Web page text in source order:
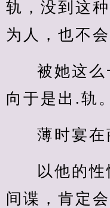
轨，没到这
为人，也不
被她这
向于是出.轨。
薄时宴在
以他的
间谍，肯定